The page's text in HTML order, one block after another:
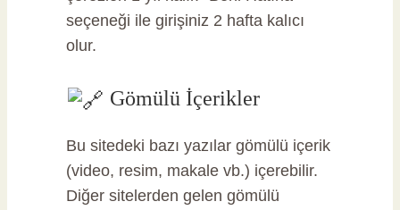
seçeneği ile girişiniz 2 hafta kalıcı
olur.
Gömülü İçerikler
Bu sitedeki bazı yazılar gömülü içerik
(video, resim, makale vb.) içerebilir.
Diğer sitelerden gelen gömülü